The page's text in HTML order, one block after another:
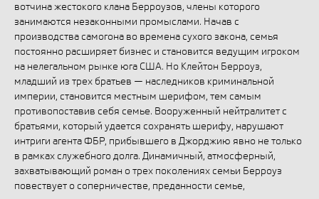
вотчина жестокого клана Берроузов, члены которого
занимаются незаконными промыслами. Начав с
производства самогона во времена сухого закона, семья
постоянно расширяет бизнес и становится ведущим игроком
на нелегальном рынке юга США. Но Клейтон Берроуз,
младший из трех братьев — наследников криминальной
империи, становится местным шерифом, тем самым
противопоставив себя семье. Вооруженный нейтралитет с
братьями, который удается сохранять шерифу, нарушают
интриги агента ФБР, прибывшего в Джорджию явно не только
в рамках служебного долга. Динамичный, атмосферный,
захватывающий роман о трех поколениях семьи Берроуз
повествует о соперничестве, преданности семье,